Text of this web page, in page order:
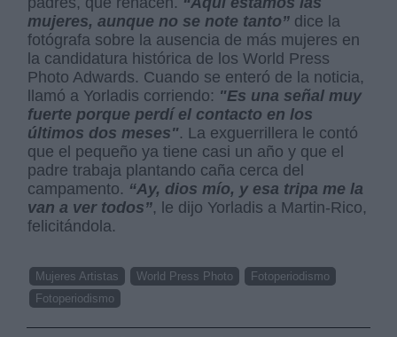
mujeres, aunque no se note tanto” dice la
fotógrafa sobre la ausencia de más mujeres en
la candidatura histórica de los World Press
Photo Adwards. Cuando se enteró de la noticia,
llamó a Yorladis corriendo: "Es una señal muy
fuerte porque perdí el contacto en los
últimos dos meses". La exguerrillera le contó
que el pequeño ya tiene casi un año y que el
padre trabaja plantando caña cerca del
campamento. “Ay, dios mío, y esa tripa me la
van a ver todos”, le dijo Yorladis a Martin-Rico,
felicitándola.
Mujeres Artistas World Press Photo
Fotoperiodismo
Fotoperiodismo